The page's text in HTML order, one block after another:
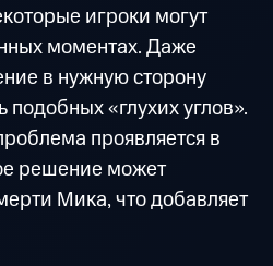
игроки могут
моментах. Даже
в нужную сторону
«глухих углов».
проявляется в
решение может
Мика, что добавляет